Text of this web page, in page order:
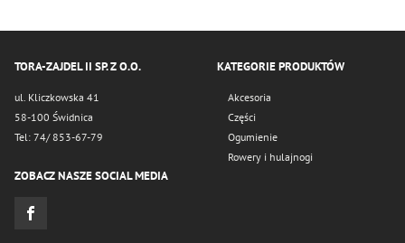
TORA-ZAJDEL II SP. Z O.O.
ul. Kliczkowska 41
58-100 Świdnica
Tel: 74/ 853-67-79
ZOBACZ NASZE SOCIAL MEDIA
KATEGORIE PRODUKTÓW
Akcesoria
Części
Ogumienie
Rowery i hulajnogi